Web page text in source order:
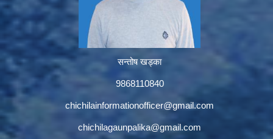
सन्तोष खड्का
9868110840
chichilainformationofficer@gmail.com
chichilagaunpalika@gmail.com